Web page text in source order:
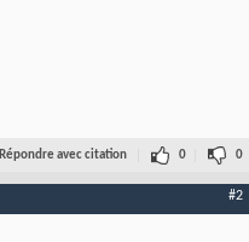
Répondre avec citation 0 0
#2